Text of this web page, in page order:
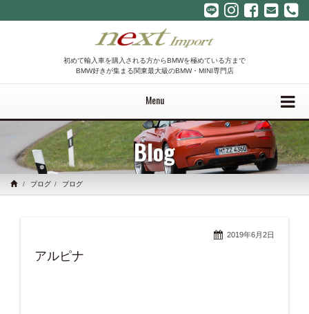
初めて輸入車を購入される方からBMWを極めている方まで
BMW好きが集まる関東最大級のBMW・MINI専門店
Menu
Blog
ブログ ブログ
2019年6月2日
アルピナ